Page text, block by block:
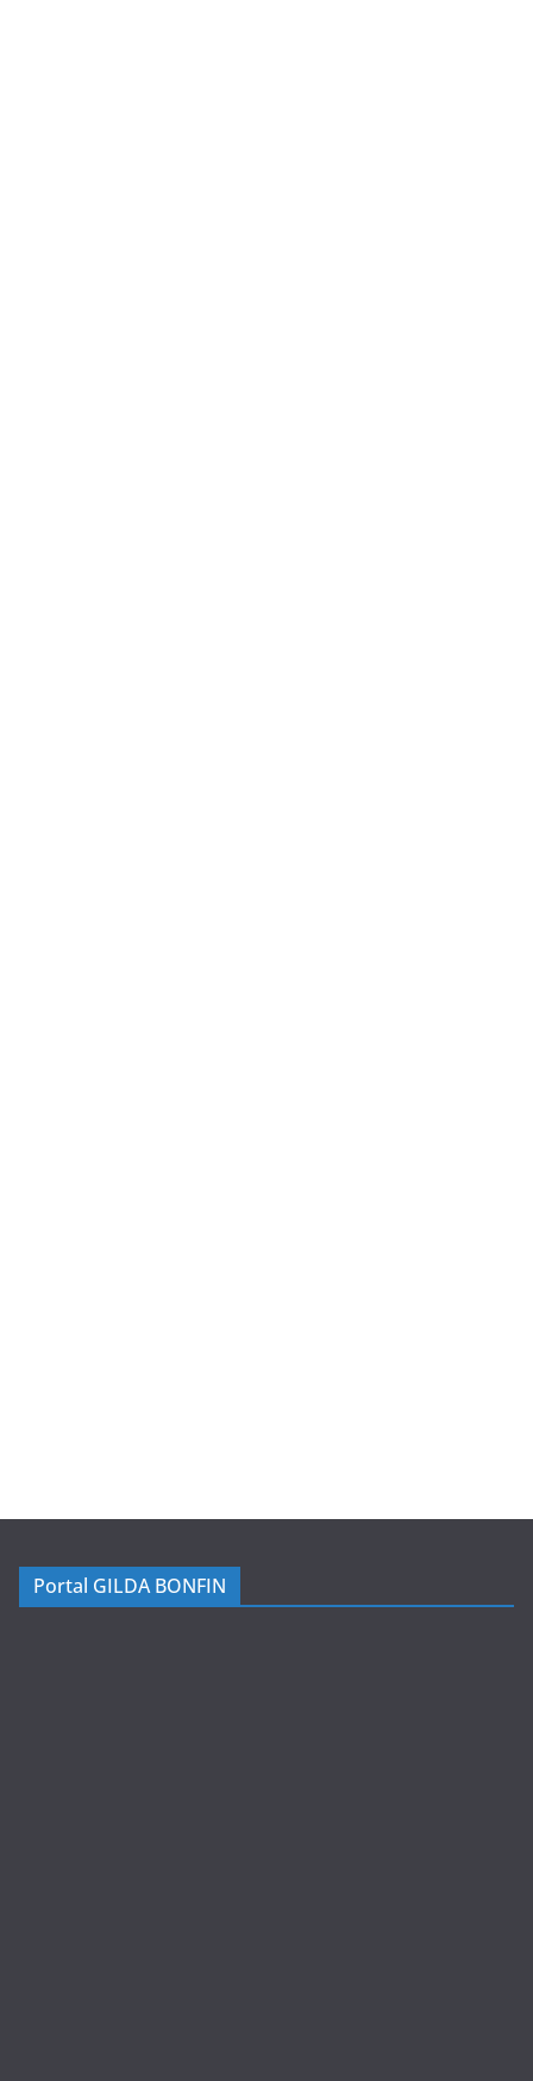
Portal GILDA BONFIN